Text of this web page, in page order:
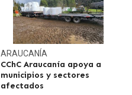
ARAUCANÍA
CChC Araucanía apoya a
municipios y sectores
afectados